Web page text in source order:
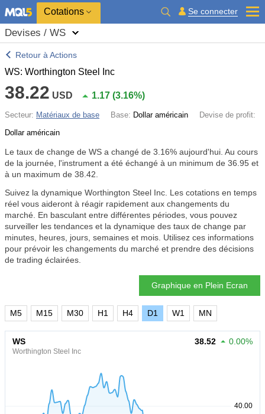
Cotations Se connecter
Devises / WS
Retour à Actions
WS: Worthington Steel Inc
38.22 USD 1.17 (3.16%)
Secteur: Matériaux de base Base: Dollar américain
Devise de profit:
Dollar américain
Le taux de change de WS a changé de 3.16% aujourd'hui. Au cours
de la journée, l'instrument a été échangé à un minimum de 36.95 et
à un maximum de 38.42.
Suivez la dynamique Worthington Steel Inc. Les cotations en temps
réel vous aideront à réagir rapidement aux changements du
marché. En basculant entre différentes périodes, vous pouvez
surveiller les tendances et la dynamique des taux de change par
minutes, heures, jours, semaines et mois. Utilisez ces informations
pour prévoir les changements du marché et prendre des décisions
de trading éclairées.
Graphique en Plein Ecran
M5 M15 M30 H1 H4 D1 W1 MN
WS
Worthington Steel Inc
38.52 0.00%